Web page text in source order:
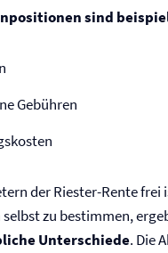
sind
Gebühren
der Riester-Rente frei
zu bestimmen,
Unterschiede. Die